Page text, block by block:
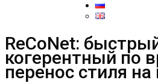
ReCoNet:
когерентный по
перенос стиля на